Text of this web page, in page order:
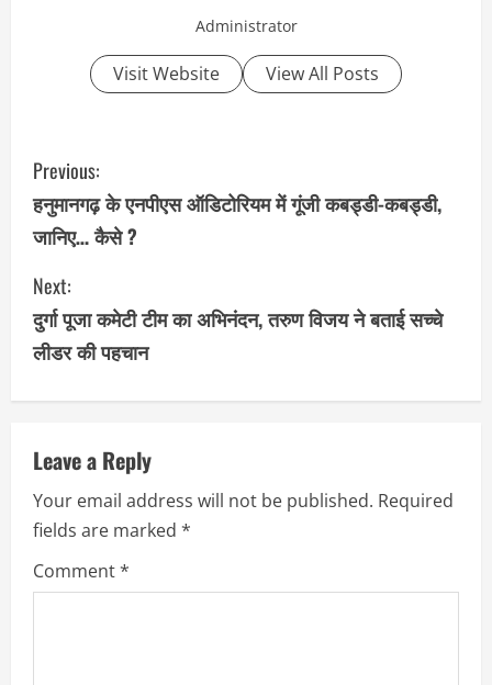
Administrator
Visit Website View All Posts
C
o
n
t
i
n
e
R
e
Previous:
हनुमानगढ़ के एनपीएस ऑडिटोरियम में गूंजी कबड्डी-कबड्डी,
जानिए… कैसे ?
Next:
दुर्गा पूजा कमेटी टीम का अभिनंदन, तरुण विजय ने बताई सच्चे
लीडर की पहचान
Leave a Reply
Your email address will not be published. Required
fields are marked *
Comment*